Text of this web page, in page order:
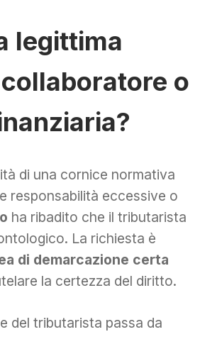
legittima
o
di una cornice normativa
responsabilità eccessive o
ha ribadito che il tributarista
La richiesta è
di demarcazione certa
la certezza del diritto.
del tributarista passa da